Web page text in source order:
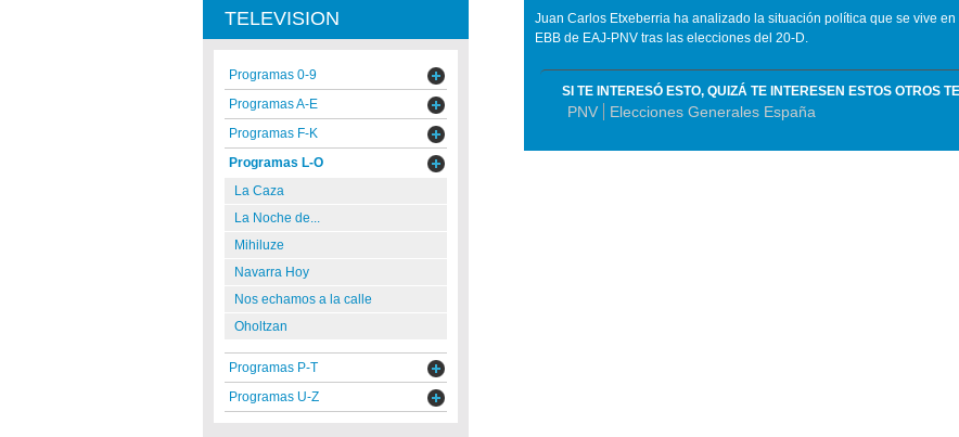
Juan Carlos Etxeberria ha analizado la situación política que se vive en
EBB de EAJ-PNV tras las elecciones del 20-D.
SI TE INTERESÓ ESTO, QUIZÁ TE INTERESEN ESTOS OTROS
PNV Elecciones Generales España
TELEVISION
Programas 0-9
Programas A-E
Programas F-K
Programas L-O
La Caza
La Noche de...
Mihiluze
Navarra Hoy
Nos echamos a la calle
Oholtzan
Programas P-T
Programas U-Z